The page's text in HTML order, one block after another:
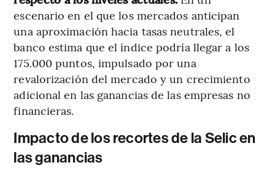
escenario en el que los mercados anticipan
una aproximación hacia tasas neutrales, el
banco estima que el índice podría llegar a los
175.000 puntos, impulsado por una
revalorización del mercado y un crecimiento
adicional en las ganancias de las empresas no
financieras.
Impacto de los recortes de la Selic en
las ganancias